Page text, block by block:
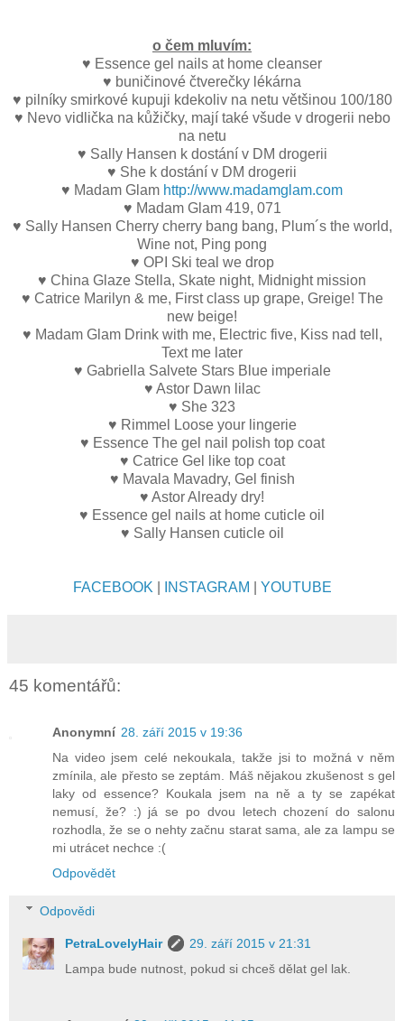
o čem mluvím:
♥ Essence gel nails at home cleanser
♥ buničinové čtverečky lékárna
♥ pilníky smirkové kupuji kdekoliv na netu většinou 100/180
♥ Nevo vidlička na kůžičky, mají také všude v drogerii nebo
na netu
♥ Sally Hansen k dostání v DM drogerii
♥ She k dostání v DM drogerii
♥ Madam Glam http://www.madamglam.com
♥ Madam Glam 419, 071
♥ Sally Hansen Cherry cherry bang bang, Plum´s the world,
Wine not, Ping pong
♥ OPI Ski teal we drop
♥ China Glaze Stella, Skate night, Midnight mission
♥ Catrice Marilyn & me, First class up grape, Greige! The
new beige!
♥ Madam Glam Drink with me, Electric five, Kiss nad tell,
Text me later
♥ Gabriella Salvete Stars Blue imperiale
♥ Astor Dawn lilac
♥ She 323
♥ Rimmel Loose your lingerie
♥ Essence The gel nail polish top coat
♥ Catrice Gel like top coat
♥ Mavala Mavadry, Gel finish
♥ Astor Already dry!
♥ Essence gel nails at home cuticle oil
♥ Sally Hansen cuticle oil
FACEBOOK INSTAGRAM YOUTUBE
45 komentářů:
Anonymní 28. září 2015 v 19:36
Na video jsem celé nekoukala, takže jsi to možná v něm
zmínila, ale přesto se zeptám. Máš nějakou zkušenost s gel
laky od essence? Koukala jsem na ně a ty se zapékat
nemusí, že? :) já se po dvou letech chození do salonu
rozhodla, že se o nehty začnu starat sama, ale za lampu se
mi utrácet nechce :(
Odpovědět
Odpovědi
PetraLovelyHair
29. září 2015 v 21:31
Lampa bude nutnost, pokud si chceš dělat gel lak.